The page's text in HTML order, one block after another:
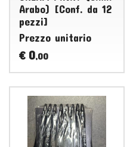
Arabo) [Conf. da 12
pezzi]
Prezzo unitario
€ 0,00